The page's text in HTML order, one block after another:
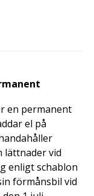
en permanent
el på
lättnader vid
enligt schablon
förmånsbil vid